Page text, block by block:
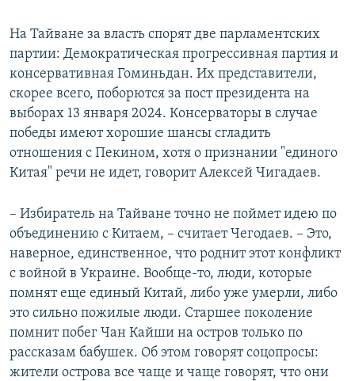
На Тайване за власть спорят две парламентских
партии: Демократическая прогрессивная партия и
консервативная Гоминьдан. Их представители,
скорее всего, поборются за пост президента на
выборах 13 января 2024. Консерваторы в случае
победы имеют хорошие шансы сгладить
отношения с Пекином, хотя о признании "единого
Китая" речи не идет, говорит Алексей Чигадаев.
– Избиратель на Тайване точно не поймет идею по
объединению с Китаем, – считает Чегодаев. – Это,
наверное, единственное, что роднит этот конфликт
с войной в Украине. Вообще-то, люди, которые
помнят еще единый Китай, либо уже умерли, либо
это сильно пожилые люди. Старшее поколение
помнит побег Чан Кайши на остров только по
рассказам бабушек. Об этом говорят соцопросы:
жители острова все чаще и чаще говорят, что они